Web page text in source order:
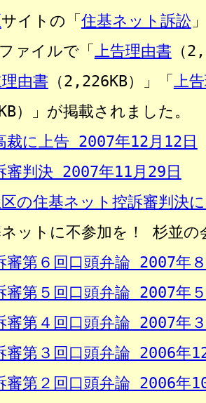
サイトの「 住基ネット訴訟
ァイルで「
上告理由書 （
由書 （2,226KB）」「
上
）」が掲載されました。
裁に上告 2007年12月12日
審判決 2007年11月29日
の住基ネット控訴審判決
ネットに不参加を！ 杉並
審第６回口頭弁論 2007年
審第５回口頭弁論 2007年
審第４回口頭弁論 2007年
審第３回口頭弁論 2006年
審第２回口頭弁論 2006年